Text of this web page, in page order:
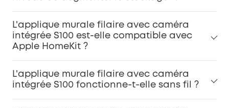
L'applique murale filaire avec caméra
intégrée S100 est-elle compatible avec
Apple HomeKit ?
L'applique murale filaire avec caméra
intégrée S100 fonctionne-t-elle sans fil ?